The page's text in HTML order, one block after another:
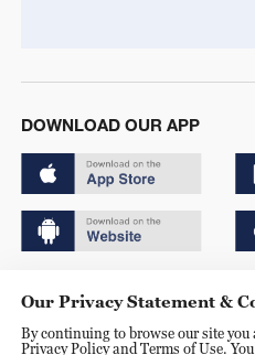
DOWNLOAD OUR APP
京ICP备20000184号
Our Privacy Statement &
By continuing to browse our site you
Privacy Policy and Terms of Use.